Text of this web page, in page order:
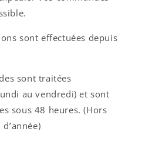
sont effectuées depuis
sont traitées
au vendredi) et sont
sous 48 heures. (Hors